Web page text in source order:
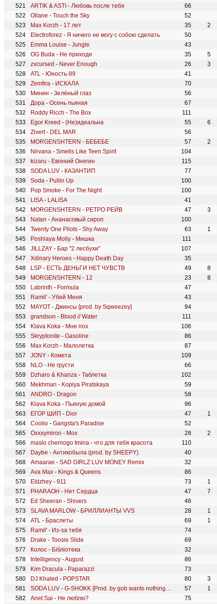
ARTIK & ASTI - Любовь после тебя
66
Ollane - Touch the Sky
52
Max Korzh - 17 лет 35
2
Electroforez - Я ничего не могу с собою сделать
50
Emma Louise - Jungle
43
OG Buda - Не приходи 35
5
zxcursed - Never Enough 26
3
ATL - Юность-89
41
Zemfira - ИСКАЛА
70
Минин - Зелёный глаз
56
Дора - Осень пьяная
67
Roddy Ricch - The Box
111
Egor Kreed - (Не)идеальна 55
6
Zivert- DEL MAR
56
MORGENSHTERN - БЕБЕБЕ 57
2
Nirvana - Smells Like Teen Spirit
104
kizaru - Евгений Онегин
115
SODA LUV - КАЗАНТИП
77
Soda - Pullin Up
100
Pop Smoke - For The Night
100
LISA- LALISA
41
MORGENSHTERN - РЕТРО РЕЙВ 47
3
Natan - Ананасовый сироп
100
Twenty One Pilots - Shy Away 63
1
Poshlaya Molly - Мишка
111
JILLZAY - Бар "2 лесбухи"
107
Xdinary Heroes - Happy Death Day
35
LSP - ЕСТЬ ДЕНЬГИ НЕТ ЧУВСТВ 49
8
MORGENSHTERN - 12 23
8
Labrinth - Formula
47
Ramil' - Убей Меня
43
MAYOT - Джинсы [prod. by Sqweezey]
94
grandson - Blood // Water
111
Klava Koka - Мне пох
106
Skryptonite - Gasoline
86
Max Korzh - Малолетка
87
JONY - Комета
109
NLO - Не грусти
66
Dzharo & Khanza - Таблетка
102
Mekhman - Kopiya Piratskaya
59
ANDRO - Dragon
58
Klava Koka - Пьяную домой
96
ЕГОР ШИП - Dior 47
1
Coolio - Gangsta's Paradise
52
Oxxxymiron - Мох 28
2
maslo chernogo tmina - что для тебя красота
110
Daybe - Антикобыла (prod. by SHEEPY)
40
Amaarae - SAD GIRLZ LUV MONEY Remix
32
Ava Max - Kings & Queens
86
Eldzhey - 911 73
1
PHARAOH - Нет Сердца 47
7
Ed Sheeran - Shivers
46
SLAVA MARLOW- БРИЛЛИАНТЫ VVS 28
1
ATL - Браслеты 69
1
Ramil' - Из-за тебя
74
Drake - Toosie Slide
69
Колос - Бібліотека
32
Intelligency -August
86
Kim Dracula - Paparazzi
73
DJ Khaled - POPSTAR 80
3
SODA LUV - G-SHOKK [Prod. by gob wants nothing, audiodealers] 57
1
Anet Sai - Не люблю?
75